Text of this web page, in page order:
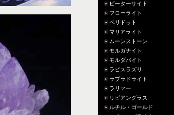
ピーターサイト
フローライト
ペリドット
マリアライト
ムーンストーン
モルガナイト
モルダバイト
ラピスラズリ
ラブラドライト
ラリマー
リビアングラス
ルチル・ゴールド